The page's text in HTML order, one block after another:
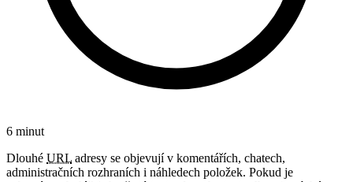
6 minut
Dlouhé URL adresy se objevují v komentářích, chatech,
administračních rozhraních i náhledech položek. Pokud je